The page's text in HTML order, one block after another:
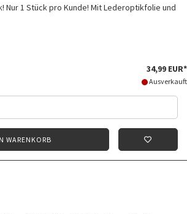
Nur 1 Stück pro Kunde! Mit Lederoptikfolie und
34,99 EUR*
Ausverkauft
WARENKORB